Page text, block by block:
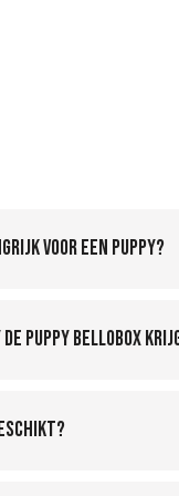
voor een puppy?
Puppy Bellobox